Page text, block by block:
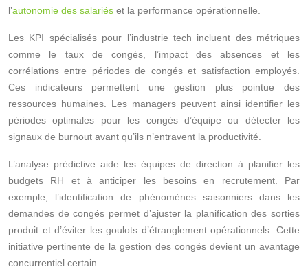
l’autonomie des salariés et la performance opérationnelle.
Les KPI spécialisés pour l’industrie tech incluent des métriques
comme le taux de congés, l’impact des absences et les
corrélations entre périodes de congés et satisfaction employés.
Ces indicateurs permettent une gestion plus pointue des
ressources humaines. Les managers peuvent ainsi identifier les
périodes optimales pour les congés d’équipe ou détecter les
signaux de burnout avant qu’ils n’entravent la productivité.
L’analyse prédictive aide les équipes de direction à planifier les
budgets RH et à anticiper les besoins en recrutement. Par
exemple, l’identification de phénomènes saisonniers dans les
demandes de congés permet d’ajuster la planification des sorties
produit et d’éviter les goulots d’étranglement opérationnels. Cette
initiative pertinente de la gestion des congés devient un avantage
concurrentiel certain.